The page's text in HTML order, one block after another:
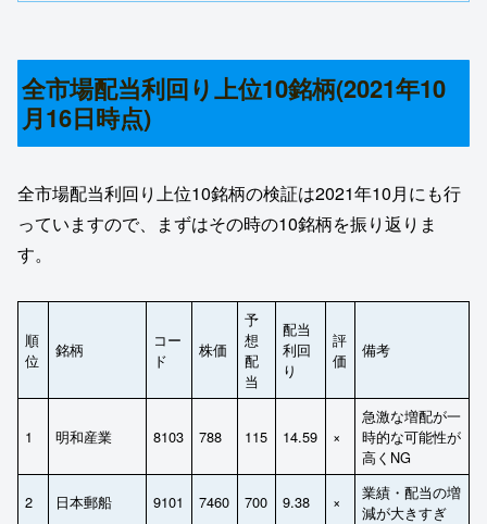
全市場配当利回り上位10銘柄(2021年10
月16日時点)
全市場配当利回り上位10銘柄の検証は2021年10月にも行
っていますので、まずはその時の10銘柄を振り返りま
す。
順
位
銘柄
コー
ド
株価
予
想
配
当
配当
利回
り
評
価
備考
1 明和産業 8103 788 115 14.59 ×
急激な増配が一
時的な可能性が
高くNG
2 日本郵船 9101 7460 700 9.38 ×
業績・配当の増
減が大きすぎ